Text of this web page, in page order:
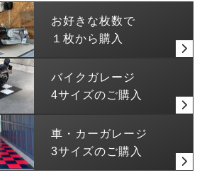
お好きな枚数で
１枚から購入
バイクガレージ
4サイズのご購入
車・カーガレージ
3サイズのご購入